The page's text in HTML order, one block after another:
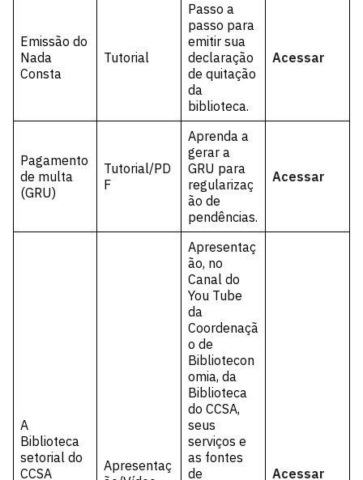
Emissão do
Nada
Consta
Tutorial
Passo a
passo para
emitir sua
declaração
de quitação
da
biblioteca.
Acessar
Pagamento
de multa
(GRU)
Tutorial/PD
F
Aprenda a
gerar a
GRU para
regularizaç
ão de
pendências.
Acessar
A
Biblioteca
setorial do
CCSA
Apresentaç
Apresentaç
ão, no
Canal do
You Tube
da
Coordenaçã
o de
Bibliotecon
omia, da
Biblioteca
do CCSA,
seus
serviços e
as fontes
de
Acessar